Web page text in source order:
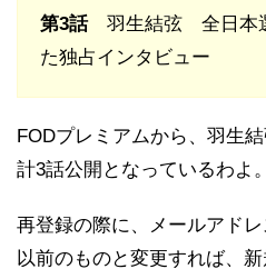
第3話羽生結弦 全日本
た独占インタビュー
FODプレミアムから、羽生
計3話公開となっているわよ。
再登録の際に、メールアド
以前のものと変更すれば、